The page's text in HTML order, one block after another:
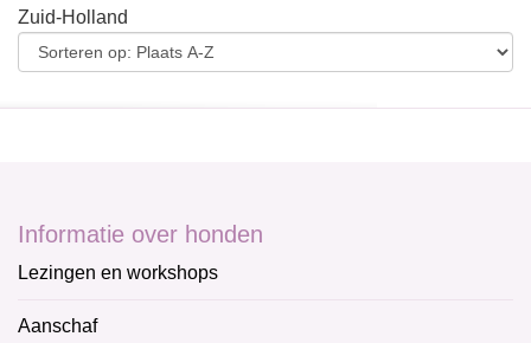
Zuid-Holland
Informatie over honden
Lezingen en workshops
Aanschaf